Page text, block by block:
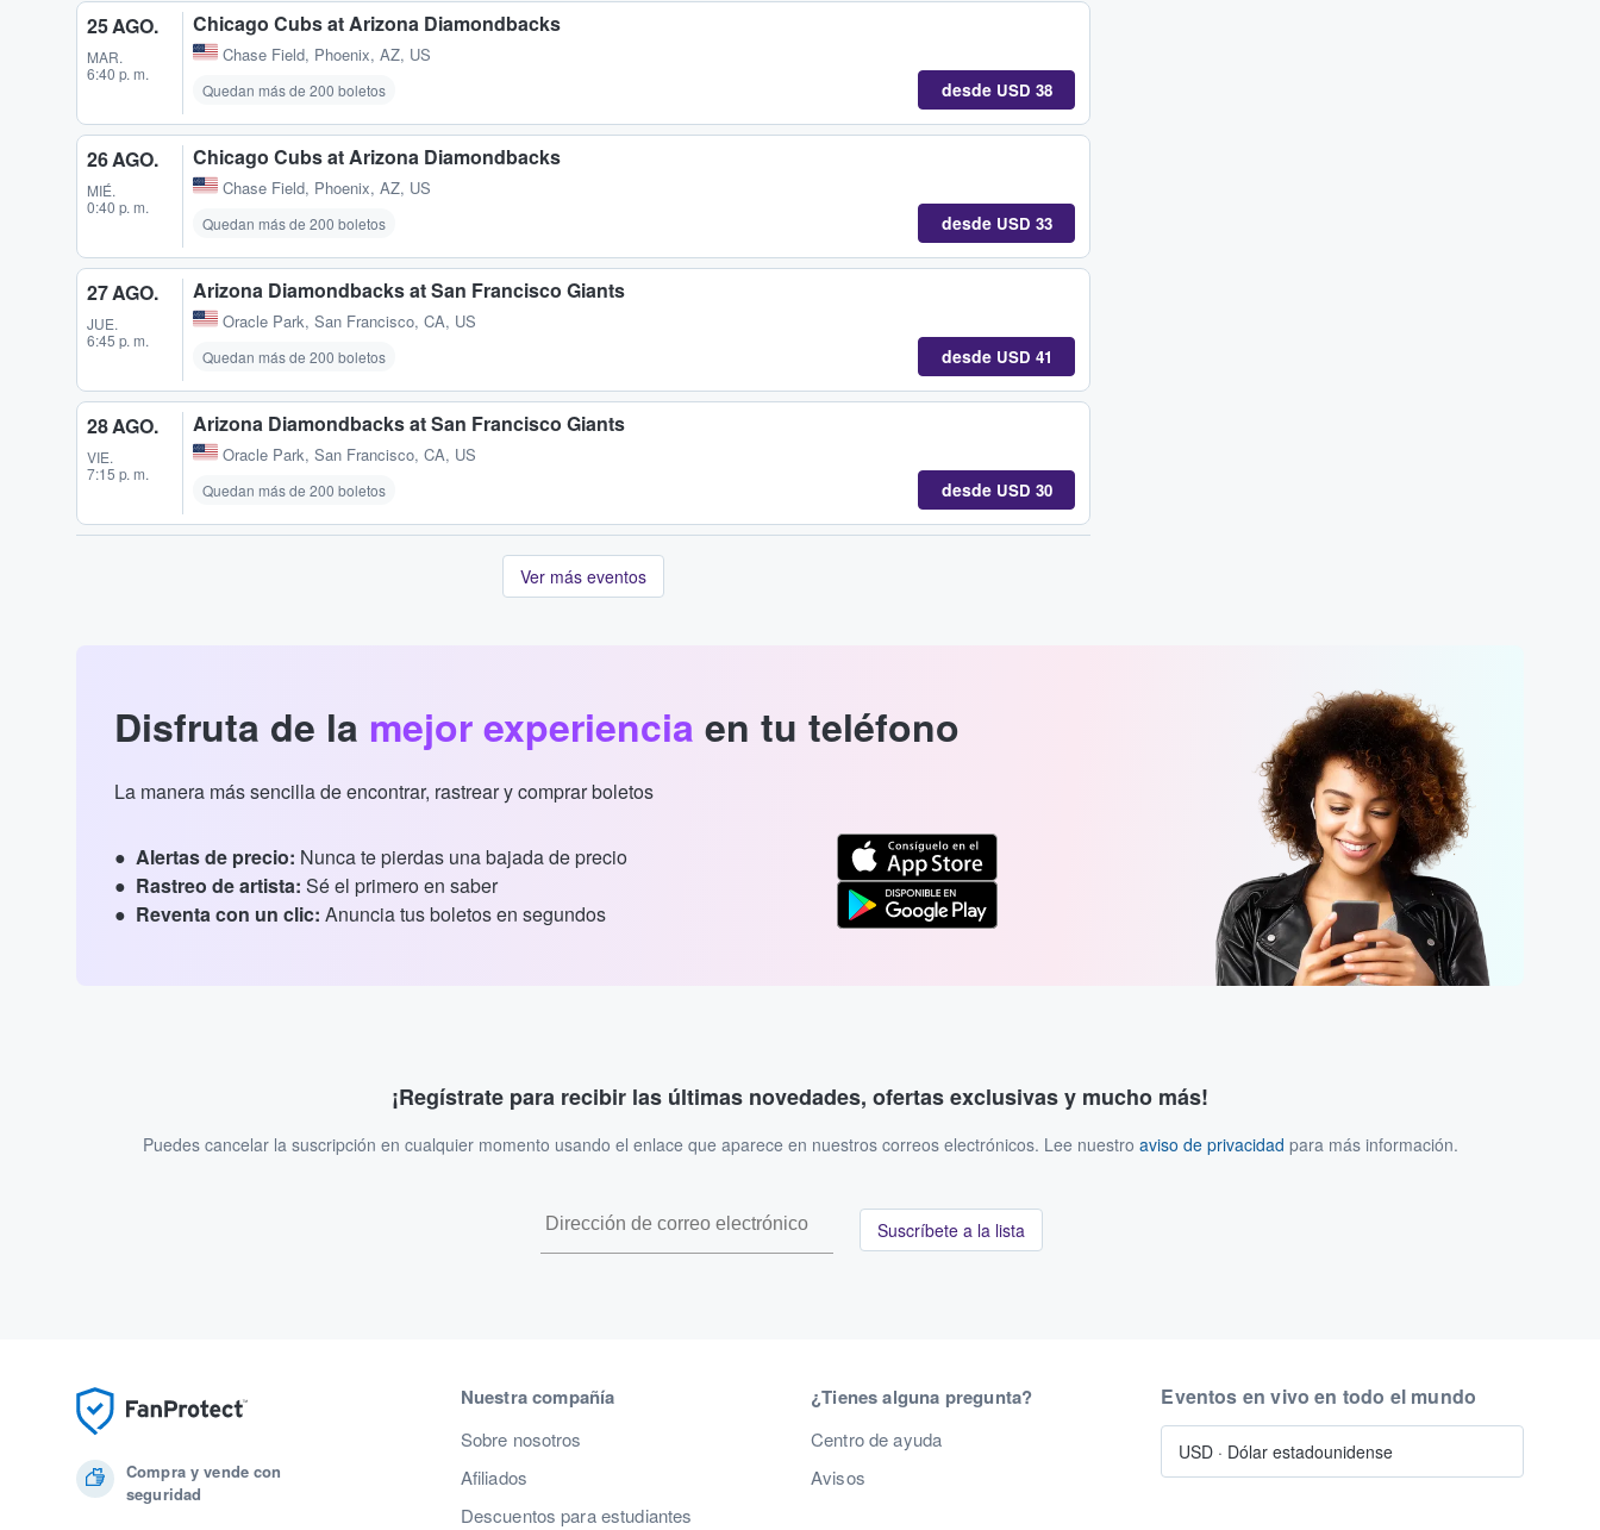
25 AGO.
MAR.
6:40 p. m.
Chicago Cubs at Arizona Diamondbacks
Chase Field, Phoenix, AZ, US
Quedan más de 200 boletos desde USD 38
26 AGO.
MIÉ.
0:40 p. m.
Chicago Cubs at Arizona Diamondbacks
Chase Field, Phoenix, AZ, US
Quedan más de 200 boletos desde USD 33
27 AGO.
JUE.
6:45 p. m.
Arizona Diamondbacks at San Francisco Giants
Oracle Park, San Francisco, CA, US
Quedan más de 200 boletos desde USD 41
28 AGO.
VIE.
7:15 p. m.
Arizona Diamondbacks at San Francisco Giants
Oracle Park, San Francisco, CA, US
Quedan más de 200 boletos desde USD 30
Ver más eventos
Disfruta de la mejor experiencia en tu teléfono
La manera más sencilla de encontrar, rastrear y comprar boletos
Alertas de precio: Nunca te pierdas una bajada de precio
Rastreo de artista: Sé el primero en saber
Reventa con un clic: Anuncia tus boletos en segundos
¡Regístrate para recibir las últimas novedades, ofertas exclusivas y mucho más!
Puedes cancelar la suscripción en cualquier momento usando el enlace que aparece en nuestros correos electrónicos. Lee nuestro aviso de privacidad para más información.
Suscríbete a la lista
Compra y vende con
seguridad
Nuestra compañía
Sobre nosotros
Afiliados
Descuentos para estudiantes
¿Tienes alguna pregunta?
Centro de ayuda
Avisos
Eventos en vivo en todo el mundo
USD · Dólar estadounidense